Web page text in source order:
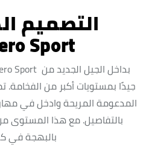
التصميم
Sport
جيدًا بمستويات أكبر من الفخامة.
المدعومة المريحة وادخل في
بالتفاصيل. مع هذا المستوى
بالبهجة في